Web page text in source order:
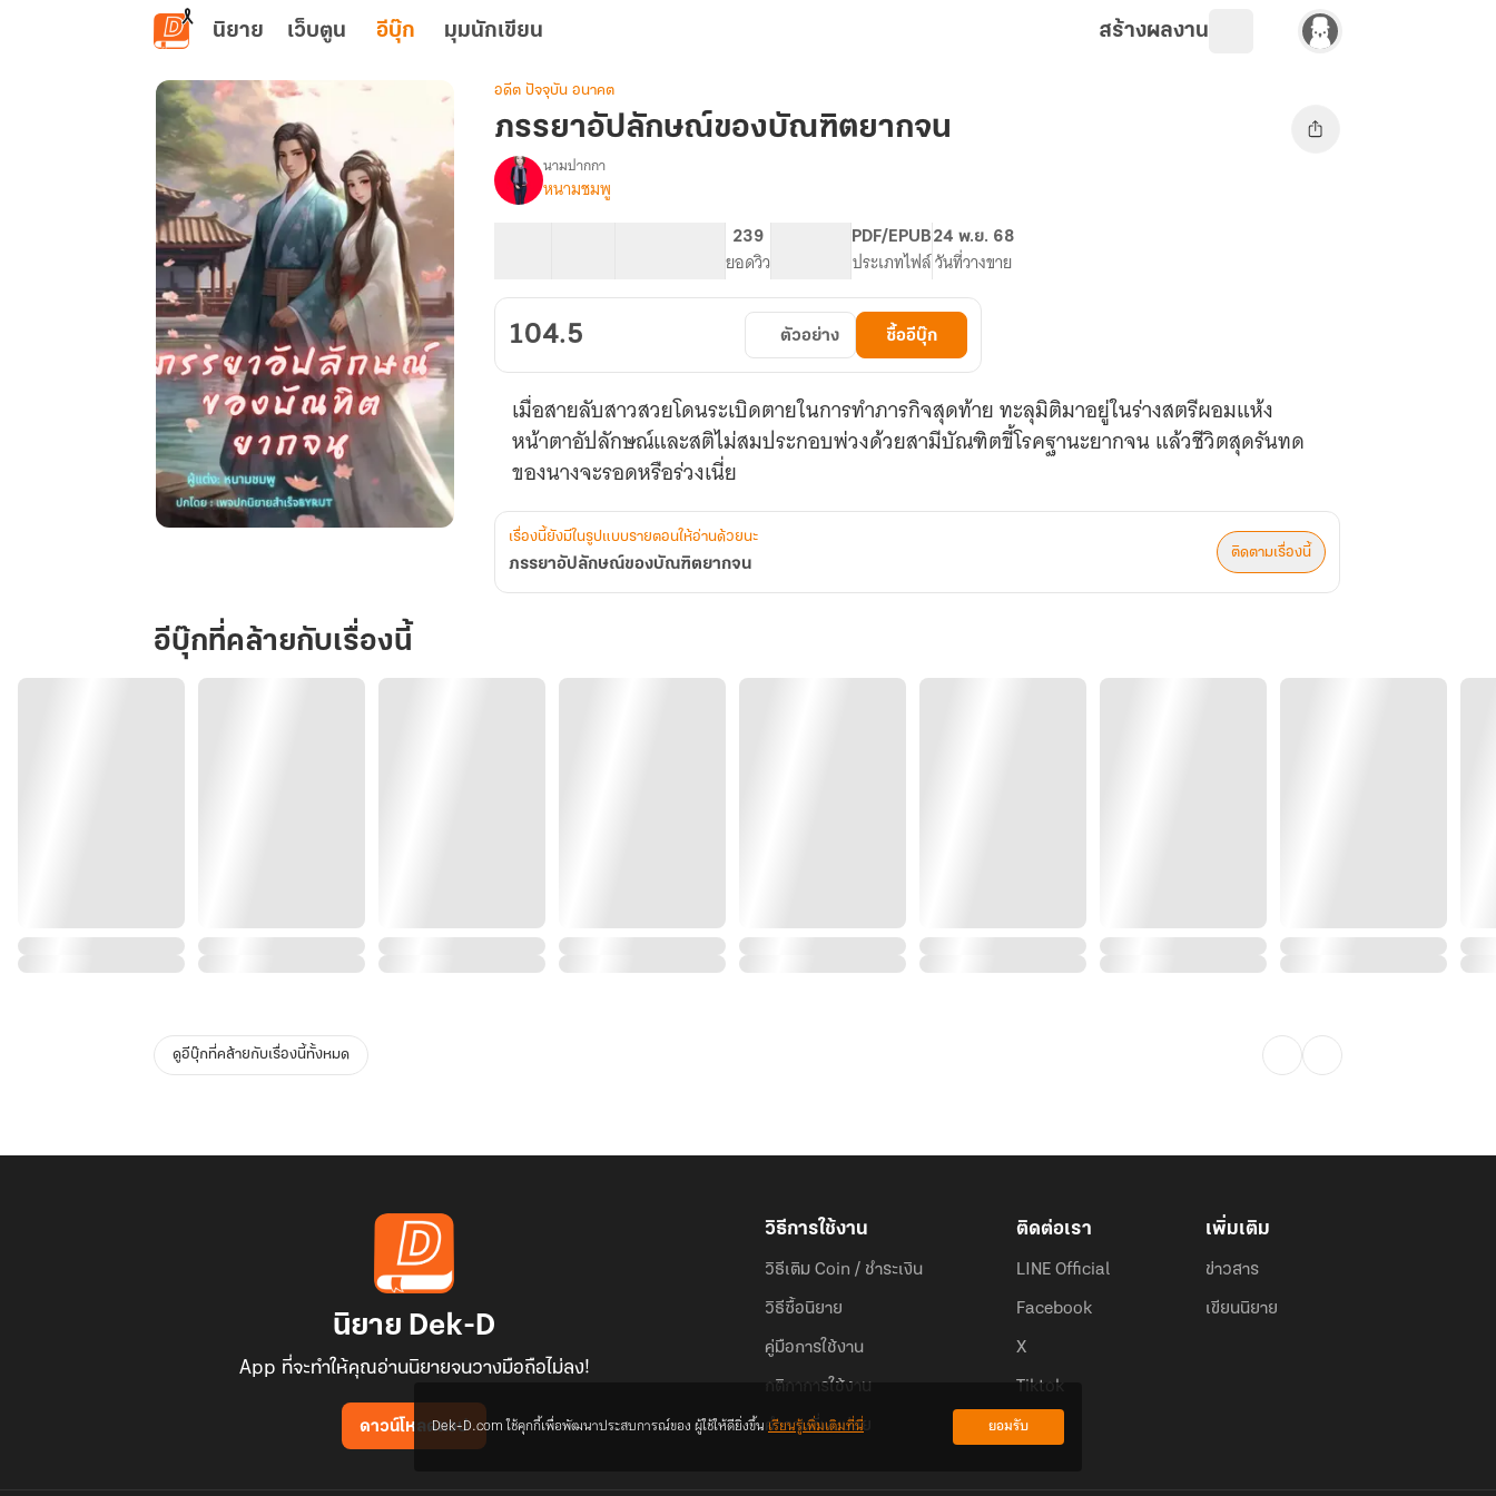
ข้ามไปยังเนื้อหาหลัก
นิยาย เว็บตูน อีบุ๊ก มุมนักเขียน สร้างผลงาน
บัณฑิต
ยากจน
อดีต ปัจจุบัน อนาคต
ภรรยาอัปลักษณ์ของบัณฑิตยากจน
เรื่อง
ภรรยา
อัปลักษณ์
ยากจน
นามปากกา
หนามชมพู
239
ยอดวิว
PDF/EPUB
ประเภทไฟล์
24 พ.ย. 68
วันที่วางขาย
104.5 ตัวอย่าง ซื้ออีบุ๊ก
เมื่อสายลับสาวสวยโดนระเบิดตายในการทำภารกิจสุดท้าย ทะลุมิติมาอยู่ในร่างสตรีผอมแห้ง
หน้าตาอัปลักษณ์และสติไม่สมประกอบพ่วงด้วยสามีบัณฑิตขี้โรคฐานะยากจน แล้วชีวิตสุดรันทด
ของนางจะรอดหรือร่วงเนี่ย
เรื่องนี้ยังมีในรูปแบบรายตอนให้อ่านด้วยนะ
ภรรยาอัปลักษณ์ของบัณฑิตยากจน
ติดตามเรื่องนี้
อีบุ๊กที่คล้ายกับเรื่องนี้
ดูอีบุ๊กที่คล้ายกับเรื่องนี้ทั้งหมด
นิยาย Dek-D
App ที่จะทำให้คุณอ่านนิยายจนวางมือถือไม่ลง!
ดาวน์โหลดแอป
วิธีการใช้งาน
วิธีเติม Coin / ชำระเงิน
วิธีซื้อนิยาย
คู่มือการใช้งาน
กติกาการใช้งาน
คำถามที่พบบ่อย
ติดต่อเรา
LINE Official
Facebook
X
Tiktok
เพิ่มเติม
ข่าวสาร
เขียนนิยาย
Dek-D.com ใช้คุกกี้เพื่อพัฒนาประสบการณ์ของ ผู้ใช้ให้ดียิ่งขึ้นเรียนรู้เพิ่มเติมที่นี่ ยอมรับ